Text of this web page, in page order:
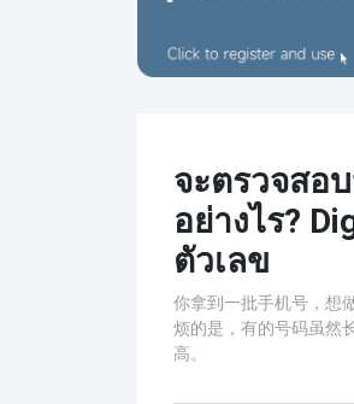
จะตรวจสอ
อย่างไร?
ตัวเลข
你拿到一批手机号，想
烦的是，有的号码虽然
高。